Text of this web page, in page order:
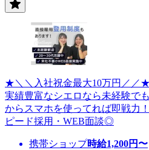
★＼＼入社祝金最大10万円／／
実績豊富なシエロなら未経験で
からスマホを使ってれば即戦力
ピード採用・WEB面談◎
携帯ショップ時給1,200円〜